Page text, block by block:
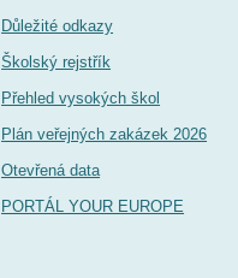
Důležité odkazy
Školský rejstřík
Přehled vysokých škol
Plán veřejných zakázek 2026
Otevřená data
PORTÁL YOUR EUROPE